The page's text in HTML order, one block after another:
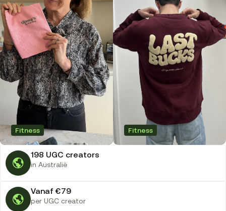
198 UGC creators
in Australië
Fitness Fitness
Vanaf €79
per UGC creator